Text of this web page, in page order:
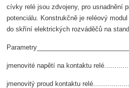
cívky relé jsou zdvojeny, pro usnadnění
potenciálu. Konstrukčně je reléový
do skříní elektrických rozváděčů na
jmenovité napětí na kontaktu
jmenovitý proud kontaktu